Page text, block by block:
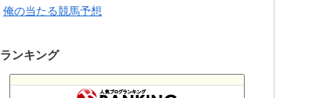
俺の当たる競馬予想
ランキング